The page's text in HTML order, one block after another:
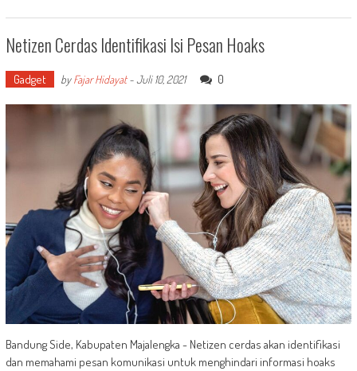
Netizen Cerdas Identifikasi Isi Pesan Hoaks
Gadget byFajar Hidayat-Juli 10, 2021 0
Bandung Side, Kabupaten Majalengka - Netizen cerdas akan identifikasi
dan memahami pesan komunikasi untuk menghindari informasi hoaks